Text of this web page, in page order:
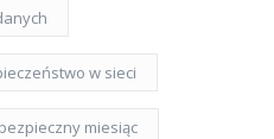
w sieci
bezpieczny miesiąc